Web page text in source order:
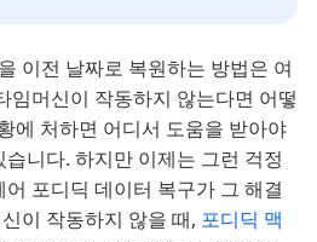
이전 날짜로 복원하는 방법은 여
임머신이 작동하지 않는다면 어떻
에 처하면 어디서 도움을 받아야
니다. 하지만 이제는 그런 걱정
포디딕 데이터 복구가 그 해결
이 작동하지 않을 때, 포디딕 맥